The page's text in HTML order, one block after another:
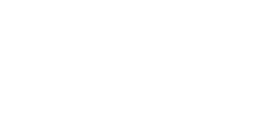
人員還是 DIY 愛好者，這款數位萬用表都能為您提供高效、
需求。